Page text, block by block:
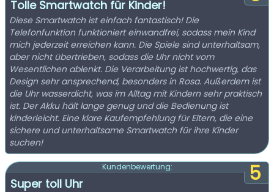
Tolle Smartwatch für Kinder!
Diese Smartwatch ist einfach fantastisch! Die
Telefonfunktion funktioniert einwandfrei, sodass mein Kind
mich jederzeit erreichen kann. Die Spiele sind unterhaltsam,
aber nicht übertrieben, sodass die Uhr nicht vom
Wesentlichen ablenkt. Die Verarbeitung ist hochwertig, das
Design sehr ansprechend, besonders in Rosa. Außerdem ist
die Uhr wasserdicht, was im Alltag mit Kindern sehr praktisch
ist. Der Akku hält lange genug und die Bedienung ist
kinderleicht. Eine klare Kaufempfehlung für Eltern, die eine
sichere und unterhaltsame Smartwatch für ihre Kinder
suchen!
5
Kundenbewertung:
Super toll Uhr